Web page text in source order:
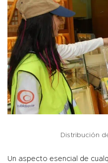
Distribución
Un aspecto esencial de